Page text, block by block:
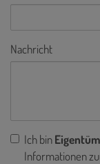
Nachricht
Ich bin
Informationen